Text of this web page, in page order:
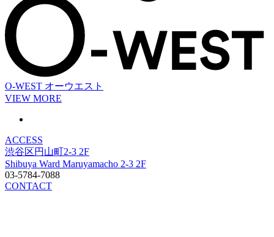
O-WEST オーウエスト
VIEW MORE
ACCESS
渋谷区円山町2-3 2F
Shibuya Ward Maruyamacho 2-3 2F
03-5784-7088
CONTACT